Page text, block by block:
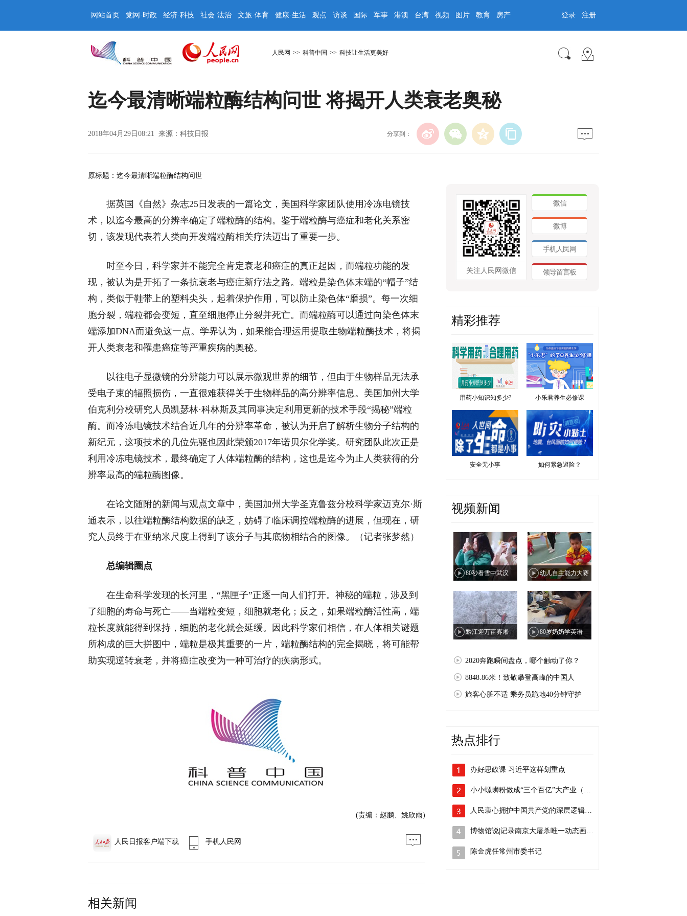
网站首页 党网·时政 经济·科技 社会·法治 文旅·体育 健康·生活 观点 访谈 国际 军事 港澳 台湾 视频 图片 教育 房产 登录 注册
人民网 >> 科普中国 >> 科技让生活更美好
迄今最清晰端粒酶结构问世 将揭开人类衰老奥秘
2018年04月29日08:21 来源： 科技日报 分享到：
原标题：迄今最清晰端粒酶结构问世
据英国《自然》杂志25日发表的一篇论文，美国科学家团队使用冷冻电镜技
术，以迄今最高的分辨率确定了端粒酶的结构。鉴于端粒酶与癌症和老化关系密
切，该发现代表着人类向开发端粒酶相关疗法迈出了重要一步。
时至今日，科学家并不能完全肯定衰老和癌症的真正起因，而端粒功能的发
现，被认为是开拓了一条抗衰老与癌症新疗法之路。端粒是染色体末端的“帽子”结
构，类似于鞋带上的塑料尖头，起着保护作用，可以防止染色体“磨损”。每一次细
胞分裂，端粒都会变短，直至细胞停止分裂并死亡。而端粒酶可以通过向染色体末
端添加DNA而避免这一点。学界认为，如果能合理运用提取生物端粒酶技术，将揭
开人类衰老和罹患癌症等严重疾病的奥秘。
以往电子显微镜的分辨能力可以展示微观世界的细节，但由于生物样品无法承
受电子束的辐照损伤，一直很难获得关于生物样品的高分辨率信息。美国加州大学
伯克利分校研究人员凯瑟林·科林斯及其同事决定利用更新的技术手段“揭秘”端粒
酶。而冷冻电镜技术结合近几年的分辨率革命，被认为开启了解析生物分子结构的
新纪元，这项技术的几位先驱也因此荣颁2017年诺贝尔化学奖。研究团队此次正是
利用冷冻电镜技术，最终确定了人体端粒酶的结构，这也是迄今为止人类获得的分
辨率最高的端粒酶图像。
在论文随附的新闻与观点文章中，美国加州大学圣克鲁兹分校科学家迈克尔·斯
通表示，以往端粒酶结构数据的缺乏，妨碍了临床调控端粒酶的进展，但现在，研
究人员终于在亚纳米尺度上得到了该分子与其底物相结合的图像。（记者张梦然）
总编辑圈点
在生命科学发现的长河里，“黑匣子”正逐一向人们打开。神秘的端粒，涉及到
了细胞的寿命与死亡——当端粒变短，细胞就老化；反之，如果端粒酶活性高，端
粒长度就能得到保持，细胞的老化就会延缓。因此科学家们相信，在人体相关谜题
所构成的巨大拼图中，端粒是极其重要的一片，端粒酶结构的完全揭晓，将可能帮
助实现逆转衰老，并将癌症改变为一种可治疗的疾病形式。
(责编：赵鹏、姚欣雨)
人民日报客户端下载 手机人民网
相关新闻
关注人民网微信
微信
微博
手机人民网
领导留言板
精彩推荐
用药小知识知多少? 小乐君养生必修课
安全无小事 如何紧急避险？
视频新闻
80秒看雪中武汉 幼儿自主能力大赛
黔江迎万亩雾凇 80岁奶奶学英语
2020奔跑瞬间盘点，哪个触动了你？
8848.86米！致敬攀登高峰的中国人
旅客心脏不适 乘务员跪地40分钟守护
热点排行
办好思政课 习近平这样划重点
小小螺蛳粉做成“三个百亿”大产业（人民…
人民衷心拥护中国共产党的深层逻辑（庆祝…
博物馆说|记录南京大屠杀唯一动态画面的…
陈金虎任常州市委书记